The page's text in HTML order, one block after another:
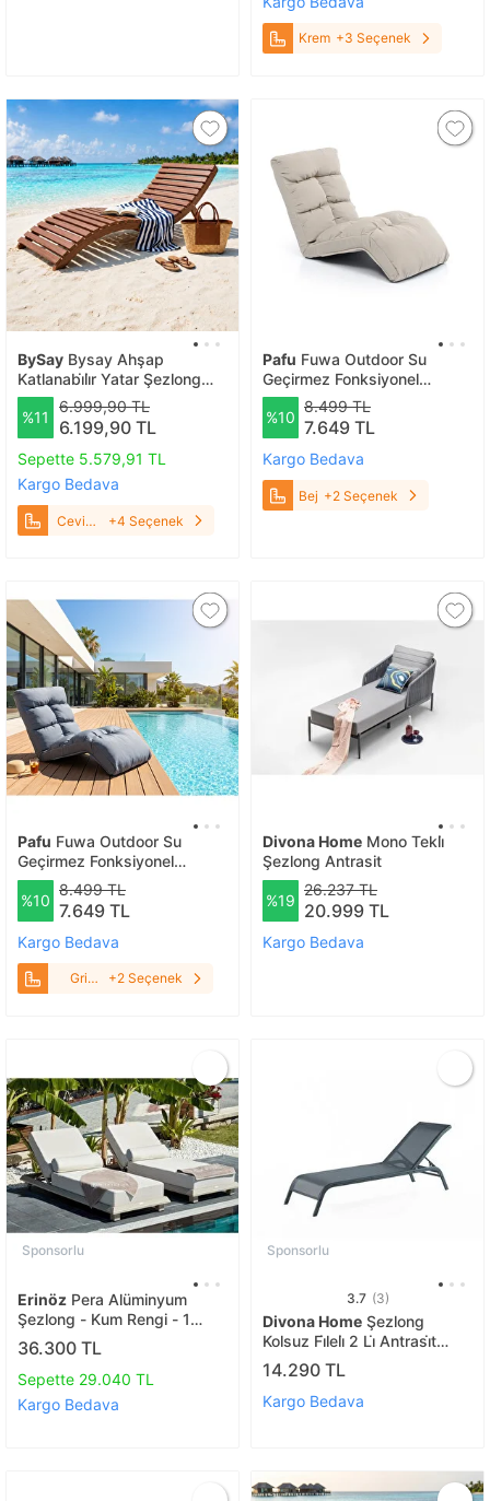
Krem +3 Seçenek
BySay Bysay Ahşap
Katlanabi̇li̇r Yatar Şezlong
Taşinabi̇li̇r Ki̇li̇tli̇ Şezlong Plaj
Yataği (cevi̇z Renk) Ceviz-
Ceviz
%11
6.999,90 TL
6.199,90 TL
Sepette 5.579,91 TL
Kargo Bedava
Ceviz-
+4 Seçenek
Pafu Fuwa Outdoor Su
Geçirmez Fonksiyonel
Mekanizmalı Şezlong - Bej
Bej
%10
8.499 TL
7.649 TL
Kargo Bedava
Bej +2 Seçenek
Pafu Fuwa Outdoor Su
Geçirmez Fonksiyonel
Mekanizmalı Şezlong - Gri-
mavi Gri Mavi
%10
8.499 TL
7.649 TL
Kargo Bedava
Gri
+2 Seçenek
Divona Home Mono Tekli̇
Şezlong Antrasit
%19
26.237 TL
20.999 TL
Kargo Bedava
Sponsorlu
Erinöz Pera Alüminyum
Şezlong - Kum Rengi - 1
Adet
36.300 TL
Sepette 29.040 TL
Kargo Bedava
Sponsorlu
3.7 (3)
Divona Home Şezlong
Kolsuz Fi̇leli̇ 2 Li̇ Antrasi̇t
Renk
14.290 TL
Kargo Bedava